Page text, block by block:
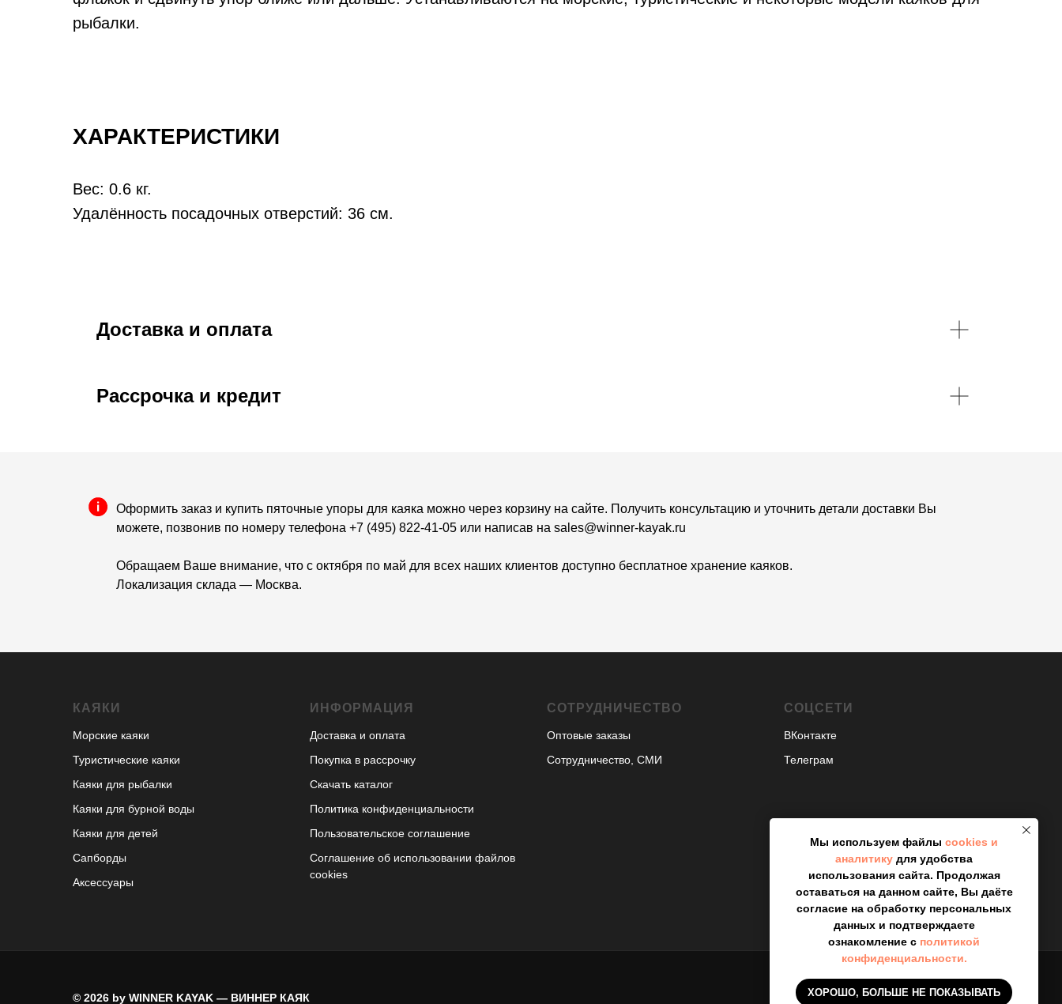
Мы используем файлы cookies и
аналитику для удобства
использования сайта. Продолжая
оставаться на данном сайте, Вы даёте
согласие на обработку персональных
данных и подтверждаете
ознакомление с политикой
конфиденциальности.
ХОРОШО, БОЛЬШЕ НЕ ПОКАЗЫВАТЬ
рыбалки.
ХАРАКТЕРИСТИКИ
Вес: 0.6 кг.
Удалённость посадочных отверстий: 36 см.
Доставка и оплата
Рассрочка и кредит
Оформить заказ и купить пяточные упоры для каяка можно через корзину на сайте. Получить консультацию и уточнить детали доставки Вы
можете, позвонив по номеру телефона +7 (495) 822-41-05 или написав на sales@winner-kayak.ru
Обращаем Ваше внимание, что с октября по май для всех наших клиентов доступно бесплатное хранение каяков.
Локализация склада — Москва.
КАЯКИ
Морские каяки
Туристические каяки
Каяки для рыбалки
Каяки для бурной воды
Каяки для детей
Сапборды
Аксессуары
ИНФОРМАЦИЯ
Доставка и оплата
Покупка в рассрочку
Скачать каталог
Политика конфиденциальности
Пользовательское соглашение
Соглашение об использовании файлов
cookies
СОТРУДНИЧЕСТВО
Оптовые заказы
Сотрудничество, СМИ
СОЦСЕТИ
ВКонтакте
Телеграм
© 2026 by WINNER KAYAK — ВИННЕР КАЯК